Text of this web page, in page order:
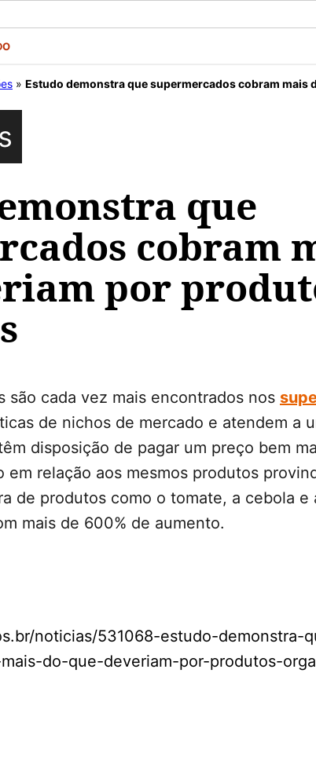
» Estudo demonstra que supermercados cobram mais do que
que
cobram
por
são cada vez mais encontrados nos
de nichos de mercado e atendem a
disposição de pagar um preço bem
em relação aos mesmos produtos
de produtos como o tomate, a cebola e
mais de 600% de aumento.
noticias/531068-estudo-demonstra-
do-que-deveriam-por-produtos-